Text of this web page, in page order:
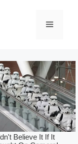
Menu